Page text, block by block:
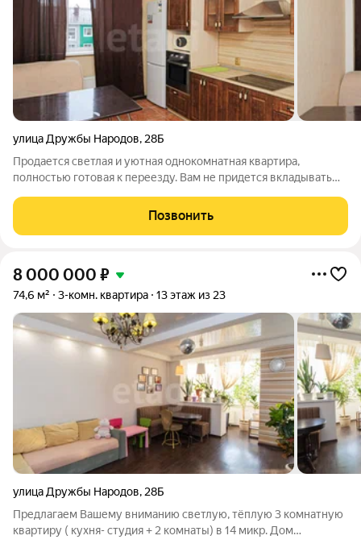
улица Дружбы Народов, 28Б
Продается светлая и уютная однокомнатная квартира,
полностью готовая к переезду. Вам не придется вкладывать
косметический ремонт, который позволит вам сразу
наслаждаться комфортом. Для вашего
Позвонить
8 000 000 ₽
74,6 м² 3-комн. квартира 13 этаж из 23
улица Дружбы Народов, 28Б
Пpедлагаем Baшему вниманию светлую, тёплую 3 комнaтную
кваpтиру ( куxня- cтудия + 2 комнaты) в 14 микр. Дом